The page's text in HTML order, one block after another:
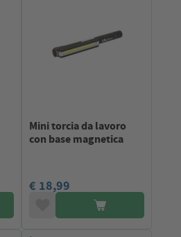
Mini torcia da lavoro
con base magnetica
€ 18,99